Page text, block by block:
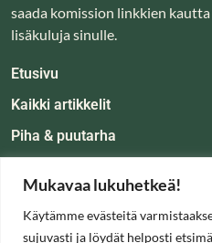
Mukavaa lukuhetkeä!
Käytämme evästeitä
sujuvasti ja löydät helposti
saada komission linkkien
lisäkuluja sinulle.
Etusivu
Kaikki artikkelit
Piha & puutarha
Tietoa